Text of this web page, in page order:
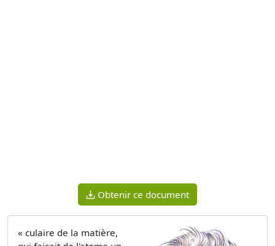
Obtenir ce document
« culaire de la matière,